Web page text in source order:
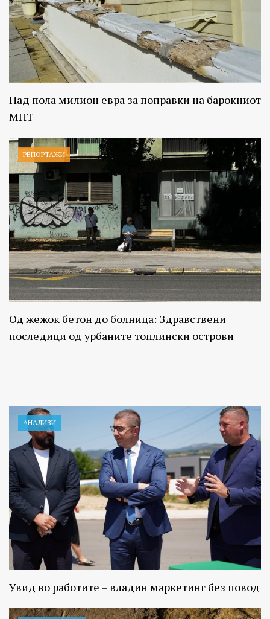
Над пола милион евра за поправки на барокниот
МНТ
РЕПОРТАЖИ
Од жежок бетон до болница: Здравствени
последици од урбаните топлински острови
АНАЛИЗИ
Увид во работите – владин маркетинг без повод